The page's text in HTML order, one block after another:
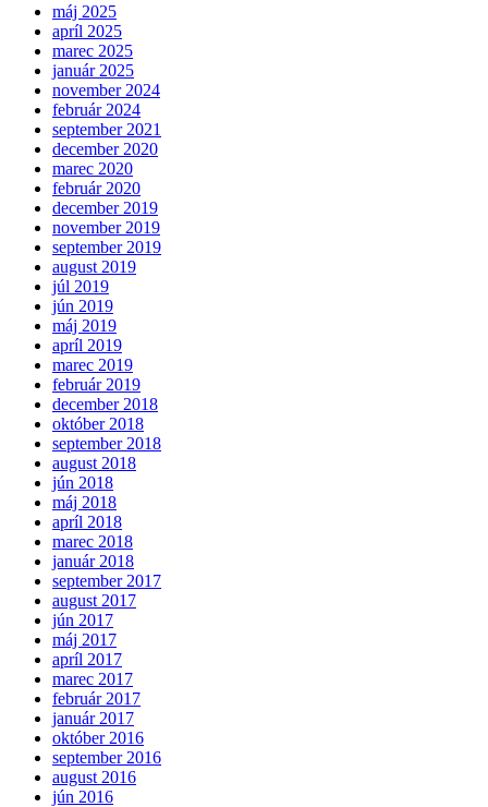
máj 2025
apríl 2025
marec 2025
január 2025
november 2024
február 2024
september 2021
december 2020
marec 2020
február 2020
december 2019
november 2019
september 2019
august 2019
júl 2019
jún 2019
máj 2019
apríl 2019
marec 2019
február 2019
december 2018
október 2018
september 2018
august 2018
jún 2018
máj 2018
apríl 2018
marec 2018
január 2018
september 2017
august 2017
jún 2017
máj 2017
apríl 2017
marec 2017
február 2017
január 2017
október 2016
september 2016
august 2016
jún 2016